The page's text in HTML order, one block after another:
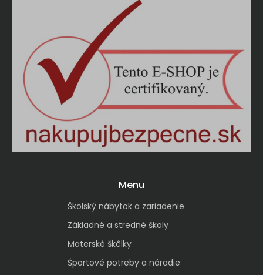
Menu
Školský nábytok a zariadenie
Základné a stredné školy
Materské škôlky
Športové potreby a náradie